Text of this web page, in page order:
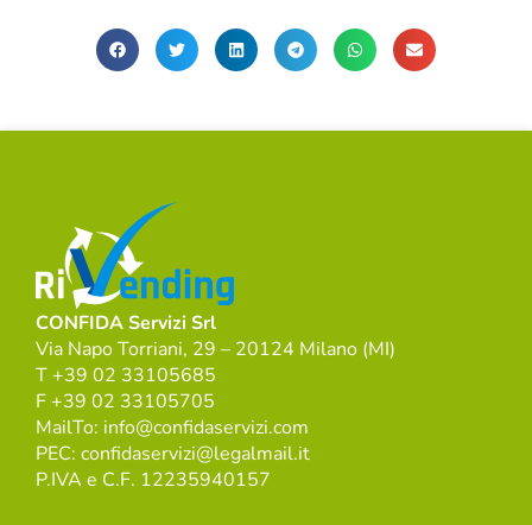
CONFIDA Servizi Srl
Via Napo Torriani, 29 – 20124 Milano (MI)
T +39 02 33105685
F +39 02 33105705
MailTo: info@confidaservizi.com
PEC: confidaservizi@legalmail.it
P.IVA e C.F. 12235940157